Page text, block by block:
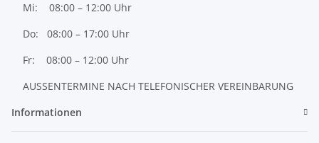
Mi: 08:00 – 12:00 Uhr
Do: 08:00 – 17:00 Uhr
Fr: 08:00 – 12:00 Uhr
AUSSENTERMINE NACH TELEFONISCHER VEREINBARUNG
Informationen